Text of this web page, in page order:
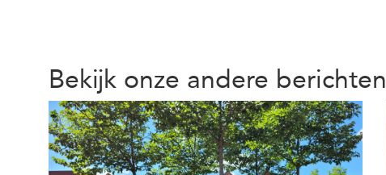
Bekijk onze andere berichten